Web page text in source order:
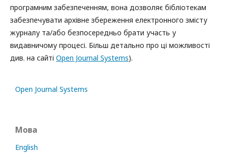
програмним забезпеченням, вона дозволяє бібліотекам
забезпечувати архівне збереження електронного змісту
журналу та/або безпосередньо брати участь у
видавничому процесі. Більш детально про ці можливості
див. на сайті Open Journal Systems).
Open Journal Systems
Мова
English